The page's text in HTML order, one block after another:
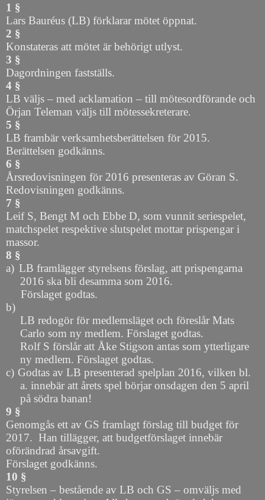
1 §
Lars Bauréus (LB) förklarar mötet öppnat.
2 §
Konstateras att mötet är behörigt utlyst.
3 §
Dagordningen fastställs.
4 §
LB väljs – med acklamation – till mötesordförande och
Örjan Teleman väljs till mötessekreterare.
5 §
LB frambär verksamhetsberättelsen för 2015.
Berättelsen godkänns.
6 §
Årsredovisningen för 2016 presenteras av Göran S.
Redovisningen godkänns.
7 §
Leif S, Bengt M och Ebbe D, som vunnit seriespelet,
matchspelet respektive slutspelet mottar prispengar i
massor.
8 §
a) LB framlägger styrelsens förslag, att prispengarna
2016 ska bli desamma som 2016.
Förslaget godtas.
b)
LB redogör för medlemsläget och föreslår Mats
Carlo som ny medlem. Förslaget godtas.
Rolf S förslår att Åke Stigson antas som ytterligare
ny medlem. Förslaget godtas.
c) Godtas av LB presenterad spelplan 2016, vilken bl.
a. innebär att årets spel börjar onsdagen den 5 april
på södra banan!
9 §
Genomgås ett av GS framlagt förslag till budget för
2017. Han tillägger, att budgetförslaget innebär
oförändrad årsavgift.
Förslaget godkänns.
10 §
Styrelsen – bestående av LB och GS – omväljs med